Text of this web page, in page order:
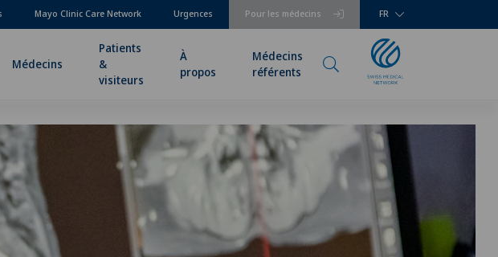
Pour les médecins
Mayo Clinic Care Network Urgences FR
Médecins
Patients
&
visiteurs
À
propos
Médecins
référents